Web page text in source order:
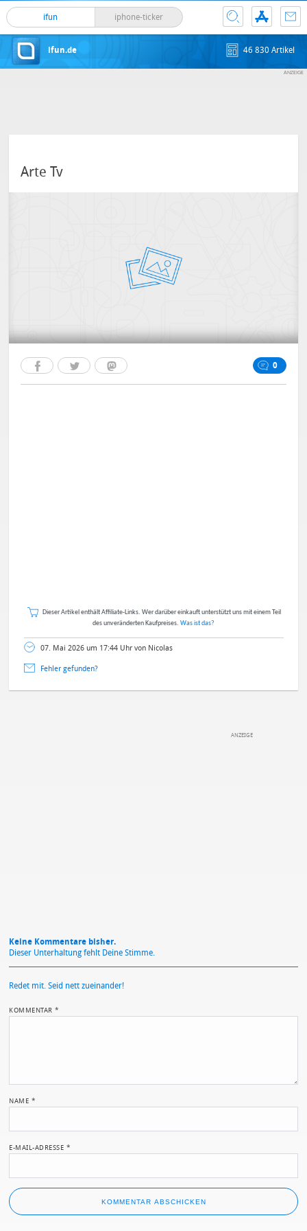
ifun iphone-ticker
ifun.de 46 830 Artikel
Arte Tv
0
Dieser Artikel enthält Affiliate-Links. Wer darüber einkauft unterstützt uns mit einem Teil
des unveränderten Kaufpreises. Was ist das?
07. Mai 2026 um 17:44 Uhr von Nicolas
Fehler gefunden?
Keine Kommentare bisher.
Dieser Unterhaltung fehlt Deine Stimme.
Redet mit. Seid nett zueinander!
KOMMENTAR*
NAME *
E-MAIL-ADRESSE *